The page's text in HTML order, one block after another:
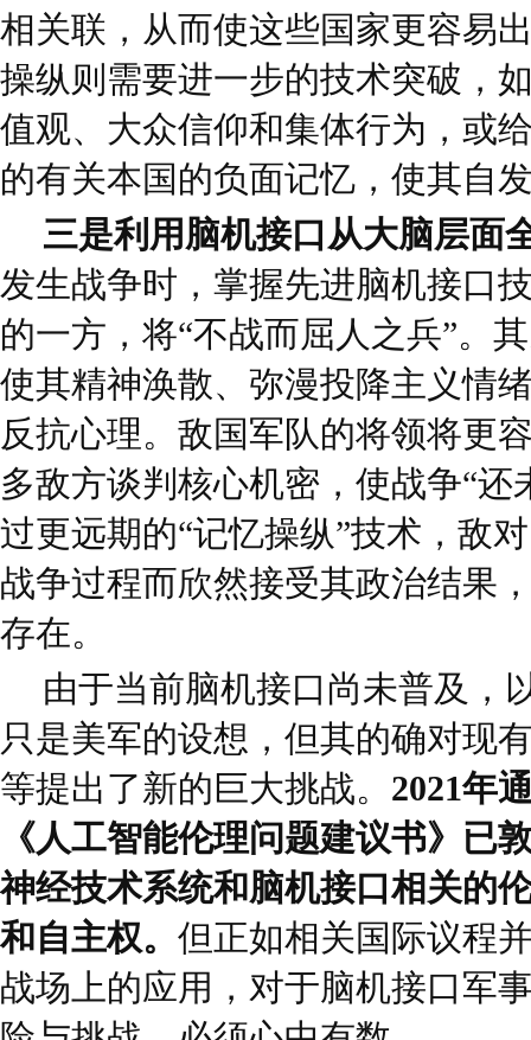
相关联，从而使这些国家更容易
操纵则需要进一步的技术突破，
值观、大众信仰和集体行为，或
的有关本国的负面记忆，使其自
三是利用脑机接口从大脑层面
发生战争时，掌握先进脑机接口
的一方，将“不战而屈人之兵”。
使其精神涣散、弥漫投降主义情
反抗心理。敌国军队的将领将更
多敌方谈判核心机密，使战争“还
过更远期的“记忆操纵”技术，敌
战争过程而欣然接受其政治结果
存在。
由于当前脑机接口尚未普及，
只是美军的设想，但其的确对现
等提出了新的巨大挑战。 2021年
《人工智能伦理问题建议书》已
神经技术系统和脑机接口相关的
和自主权。 但正如相关国际议程
战场上的应用，对于脑机接口军